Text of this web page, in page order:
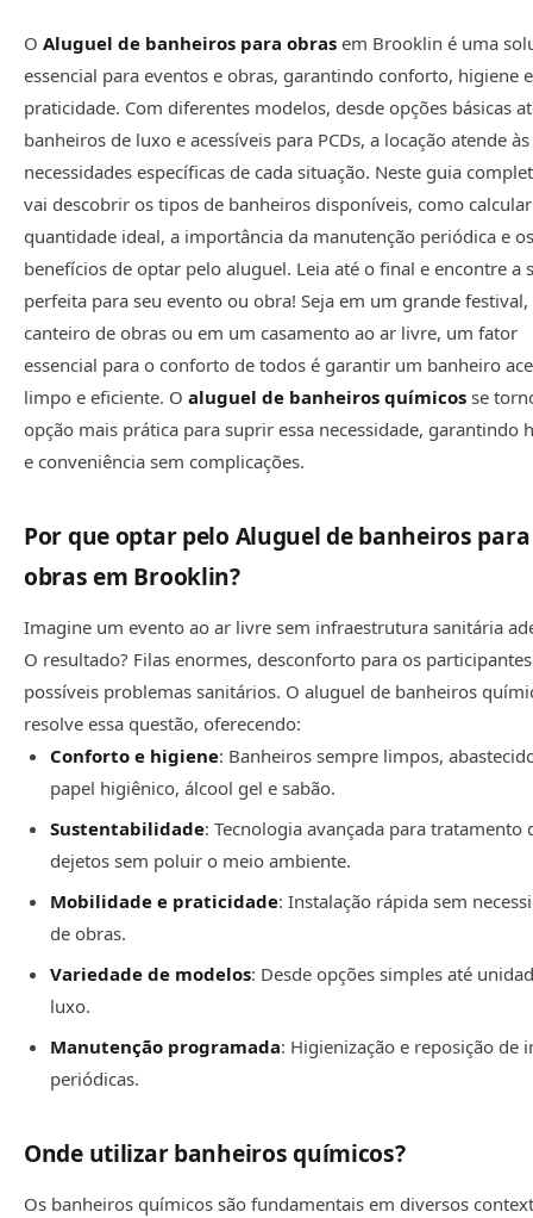
O Aluguel de banheiros para obras em Brooklin é uma
essencial para eventos e obras, garantindo conforto, higiene e
praticidade. Com diferentes modelos, desde opções básicas
banheiros de luxo e acessíveis para PCDs, a locação atende às
necessidades específicas de cada situação. Neste guia
vai descobrir os tipos de banheiros disponíveis, como
quantidade ideal, a importância da manutenção periódica e os
benefícios de optar pelo aluguel. Leia até o final e encontre a
perfeita para seu evento ou obra! Seja em um grande
canteiro de obras ou em um casamento ao ar livre, um fator
essencial para o conforto de todos é garantir um banheiro
limpo e eficiente. O aluguel de banheiros químicos se
opção mais prática para suprir essa necessidade, garantindo
e conveniência sem complicações.
Por que optar pelo Aluguel de banheiros para
obras em Brooklin?
Imagine um evento ao ar livre sem infraestrutura sanitária
O resultado? Filas enormes, desconforto para os
possíveis problemas sanitários. O aluguel de banheiros
resolve essa questão, oferecendo:
Conforto e higiene: Banheiros sempre limpos,
papel higiênico, álcool gel e sabão.
Sustentabilidade: Tecnologia avançada para tratamento
dejetos sem poluir o meio ambiente.
Mobilidade e praticidade: Instalação rápida sem
de obras.
Variedade de modelos: Desde opções simples até
luxo.
Manutenção programada: Higienização e reposição de
periódicas.
Onde utilizar banheiros químicos?
Os banheiros químicos são fundamentais em diversos